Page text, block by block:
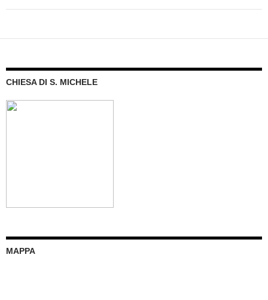
CHIESA DI S. MICHELE
MAPPA